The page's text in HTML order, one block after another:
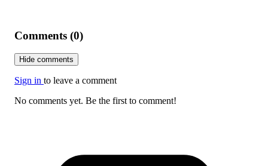
Comments (0)
Hide comments
Sign in to leave a comment
No comments yet. Be the first to comment!